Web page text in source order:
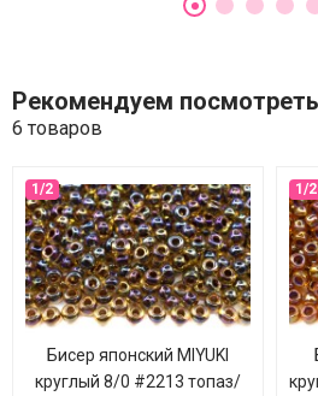
Рекомендуем посмотреть
6 товаров
Бисер японский MIYUKI
круглый 8/0 #2213 топаз/